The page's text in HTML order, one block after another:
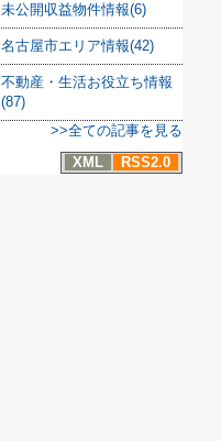
未公開収益物件情報(6)
名古屋市エリア情報(42)
不動産・生活お役立ち情報
(87)
>>全ての記事を見る
XML
RSS2.0